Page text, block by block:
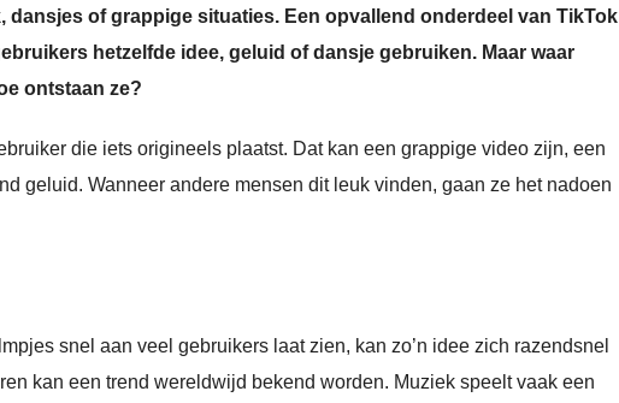
dansjes of grappige situaties. Een opvallend onderdeel van TikTok
hetzelfde idee, geluid of dansje gebruiken. Maar waar
ontstaan ze?
die iets origineels plaatst. Dat kan een grappige video zijn, een
geluid. Wanneer andere mensen dit leuk vinden, gaan ze het nadoen
snel aan veel gebruikers laat zien, kan zo’n idee zich razendsnel
kan een trend wereldwijd bekend worden. Muziek speelt vaak een